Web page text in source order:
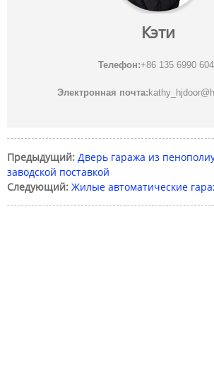
Кэти
Телефон:+86 135 6990
Электронная почта:
Предыдущий: Дверь гаража из
заводской поставкой
Следующий: Жилые автоматические